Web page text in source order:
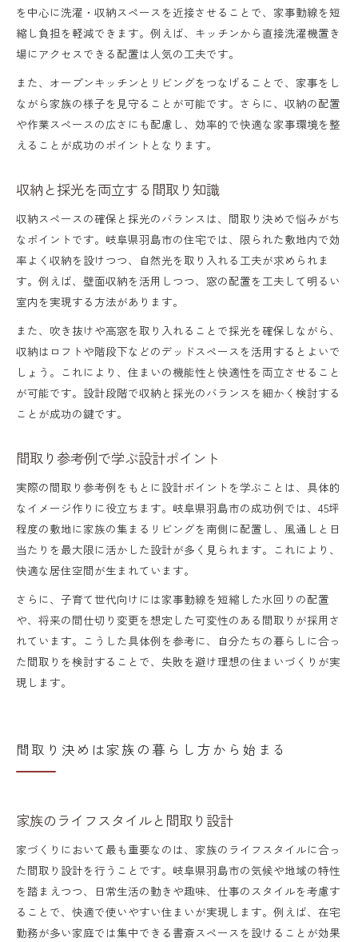
を中心に洗濯・収納スペースを近接させることで、家事動線を短
縮し負担を軽減できます。例えば、キッチンから直接洗濯機置き
場にアクセスできる配置は人気の工夫です。
また、オープンキッチンとリビングをつなげることで、家事をし
ながら家族の様子を見守ることが可能です。さらに、収納の配置
や作業スペースの広さにも配慮し、効率的で快適な家事環境を整
えることが成功のポイントとなります。
収納と採光を両立する間取り知識
収納スペースの確保と採光のバランスは、間取り決めで悩みがち
なポイントです。岐阜県羽島市の住宅では、限られた敷地内で効
率よく収納を設けつつ、自然光を取り入れる工夫が求められま
す。例えば、壁面収納を活用しつつ、窓の配置を工夫して明るい
室内を実現する方法があります。
また、吹き抜けや高窓を取り入れることで採光を確保しながら、
収納はロフトや階段下などのデッドスペースを活用するとよいで
しょう。これにより、住まいの機能性と快適性を両立させること
が可能です。設計段階で収納と採光のバランスを細かく検討する
ことが成功の鍵です。
間取り参考例で学ぶ設計ポイント
実際の間取り参考例をもとに設計ポイントを学ぶことは、具体的
なイメージ作りに役立ちます。岐阜県羽島市の成功例では、45坪
程度の敷地に家族の集まるリビングを南側に配置し、風通しと日
当たりを最大限に活かした設計が多く見られます。これにより、
快適な居住空間が生まれています。
さらに、子育て世代向けには家事動線を短縮した水回りの配置
や、将来の間仕切り変更を想定した可変性のある間取りが採用さ
れています。こうした具体例を参考に、自分たちの暮らしに合っ
た間取りを検討することで、失敗を避け理想の住まいづくりが実
現します。
間取り決めは家族の暮らし方から始まる
家族のライフスタイルと間取り設計
家づくりにおいて最も重要なのは、家族のライフスタイルに合っ
た間取り設計を行うことです。岐阜県羽島市の気候や地域の特性
を踏まえつつ、日常生活の動きや趣味、仕事のスタイルを考慮す
ることで、快適で使いやすい住まいが実現します。例えば、在宅
勤務が多い家庭では集中できる書斎スペースを設けることが効果